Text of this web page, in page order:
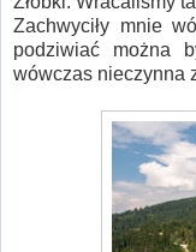
Zachwyciły mnie
podziwiać można
wówczas nieczynna